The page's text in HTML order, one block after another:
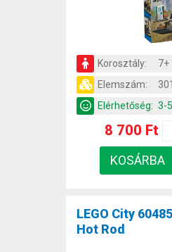
Korosztály:
Elemszám:
Elérhetőség: 3-
8 700 Ft
LEGO City 60485
Hot Rod